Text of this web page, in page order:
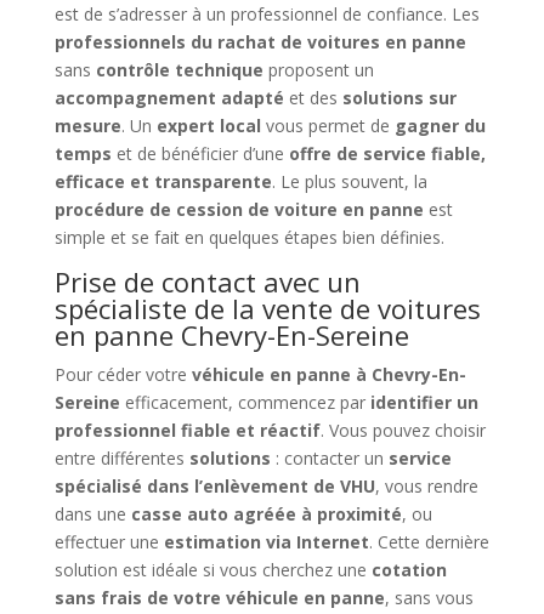
est de s’adresser à un professionnel de confiance. Les
professionnels du rachat de voitures en panne
sans contrôle technique proposent un
accompagnement adapté et des solutions sur
mesure. Un expert local vous permet de gagner du
temps et de bénéficier d’une offre de service fiable,
efficace et transparente. Le plus souvent, la
procédure de cession de voiture en panne est
simple et se fait en quelques étapes bien définies.
Prise de contact avec un
spécialiste de la vente de voitures
en panne Chevry-En-Sereine
Pour céder votre véhicule en panne à Chevry-En-
Sereine efficacement, commencez par identifier un
professionnel fiable et réactif. Vous pouvez choisir
entre différentes solutions : contacter un service
spécialisé dans l’enlèvement de VHU, vous rendre
dans une casse auto agréée à proximité, ou
effectuer une estimation via Internet. Cette dernière
solution est idéale si vous cherchez une cotation
sans frais de votre véhicule en panne, sans vous